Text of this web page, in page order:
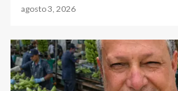
agosto 3, 2026